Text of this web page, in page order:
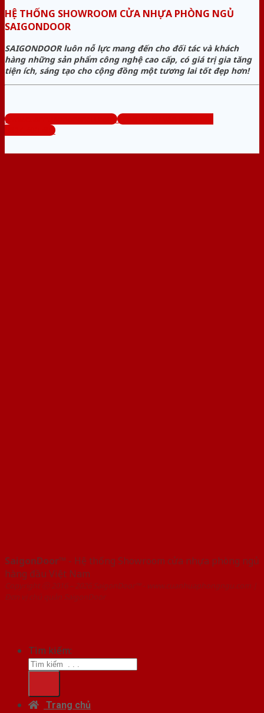
HỆ THỐNG SHOWROOM CỬA NHỰA PHÒNG NGỦ
SAIGONDOOR
SAIGONDOOR luôn nỗ lực mang đến cho đối tác và khách
hàng những sản phẩm công nghệ cao cấp, có giá trị gia tăng
tiện ích, sáng tạo cho cộng đồng một tương lai tốt đẹp hơn!
www.cuanhuaphongngu.com
Tổng đài tư vấn miễn phí:
0824.400.400
SaigonDoor™ - Hệ thống Showroom cửa nhựa phòng ngủ
hàng đầu Việt Nam
Copyright ⓒ 2016 – 2026 SaigonDoor™ - www.cuanhuaphongngu.com |
Đơn vị chủ quản SaigonDoor
Tìm kiếm:
Trang chủ